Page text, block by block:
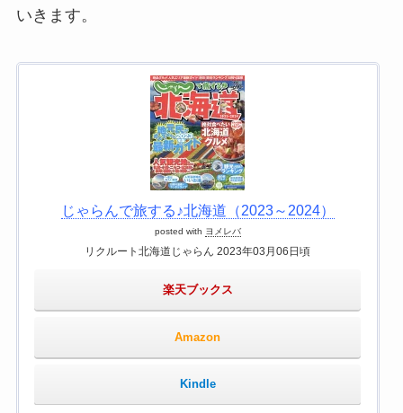
いきます。
じゃらんで旅する♪北海道（2023～2024）
posted with ヨメレバ
リクルート北海道じゃらん 2023年03月06日頃
楽天ブックス
Amazon
Kindle